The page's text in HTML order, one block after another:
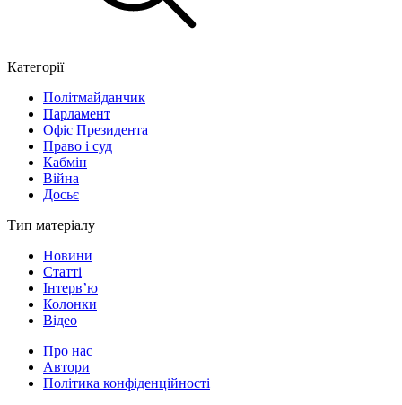
Категорії
Політмайданчик
Парламент
Офіс Президента
Право і суд
Кабмін
Війна
Досьє
Тип матеріалу
Новини
Статті
Інтерв’ю
Колонки
Відео
Про нас
Автори
Політика конфіденційності